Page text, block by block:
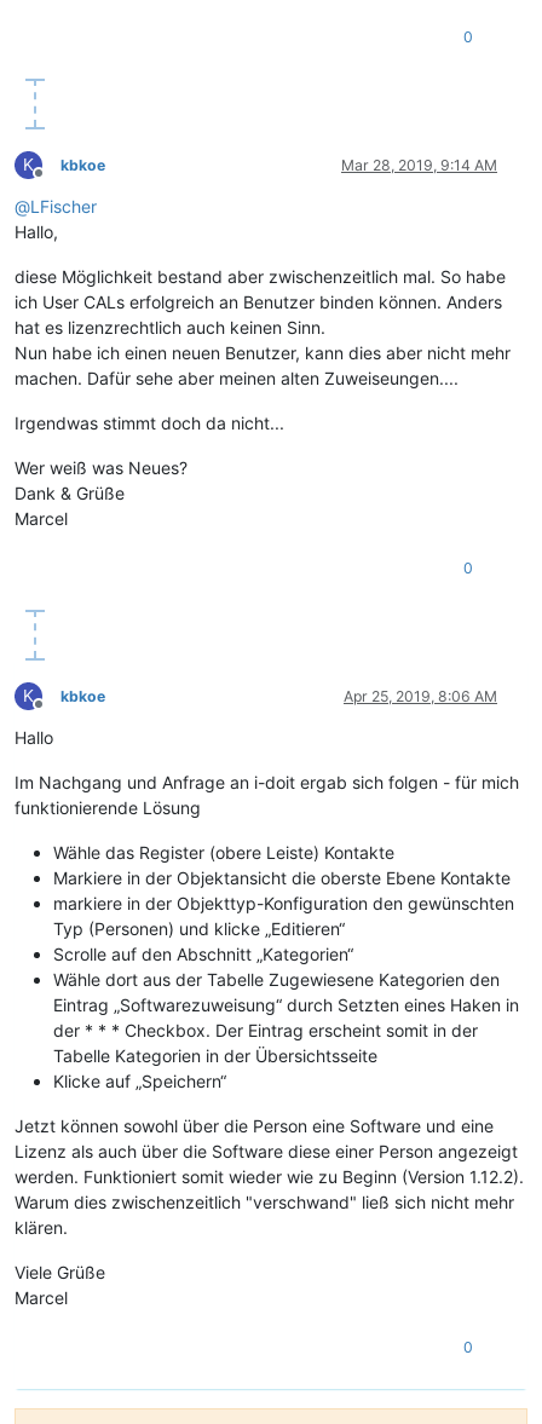
0
K
Offline
kbkoe Mar 28, 2019, 9:14 AM
@LFischer
Hallo,
diese Möglichkeit bestand aber zwischenzeitlich mal. So habe
ich User CALs erfolgreich an Benutzer binden können. Anders
hat es lizenzrechtlich auch keinen Sinn.
Nun habe ich einen neuen Benutzer, kann dies aber nicht mehr
machen. Dafür sehe aber meinen alten Zuweiseungen....
Irgendwas stimmt doch da nicht...
Wer weiß was Neues?
Dank & Grüße
Marcel
0
K
Offline
kbkoe Apr 25, 2019, 8:06 AM
Hallo
Im Nachgang und Anfrage an i-doit ergab sich folgen - für mich
funktionierende Lösung
Wähle das Register (obere Leiste) Kontakte
Markiere in der Objektansicht die oberste Ebene Kontakte
markiere in der Objekttyp-Konfiguration den gewünschten
Typ (Personen) und klicke „Editieren“
Scrolle auf den Abschnitt „Kategorien“
Wähle dort aus der Tabelle Zugewiesene Kategorien den
Eintrag „Softwarezuweisung“ durch Setzten eines Haken in
der * * * Checkbox. Der Eintrag erscheint somit in der
Tabelle Kategorien in der Übersichtsseite
Klicke auf „Speichern“
Jetzt können sowohl über die Person eine Software und eine
Lizenz als auch über die Software diese einer Person angezeigt
werden. Funktioniert somit wieder wie zu Beginn (Version 1.12.2).
Warum dies zwischenzeitlich "verschwand" ließ sich nicht mehr
klären.
Viele Grüße
Marcel
0